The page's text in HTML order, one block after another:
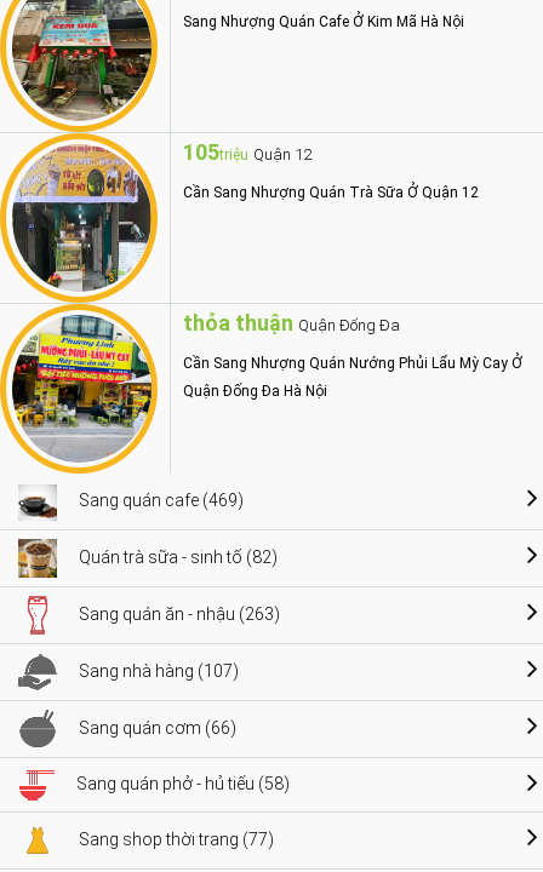
Sang Nhượng Quán Cafe Ở Kim Mã Hà Nội
105triệu Quận 12
Cần Sang Nhượng Quán Trà Sữa Ở Quận 12
thỏa thuận Quận Đống Đa
Cần Sang Nhượng Quán Nướng Phủi Lẩu Mỳ Cay Ở
Quận Đống Đa Hà Nội
Sang quán cafe (469)
Quán trà sữa - sinh tố (82)
Sang quán ăn - nhậu (263)
Sang nhà hàng (107)
Sang quán cơm (66)
Sang quán phở - hủ tiếu (58)
Sang shop thời trang (77)